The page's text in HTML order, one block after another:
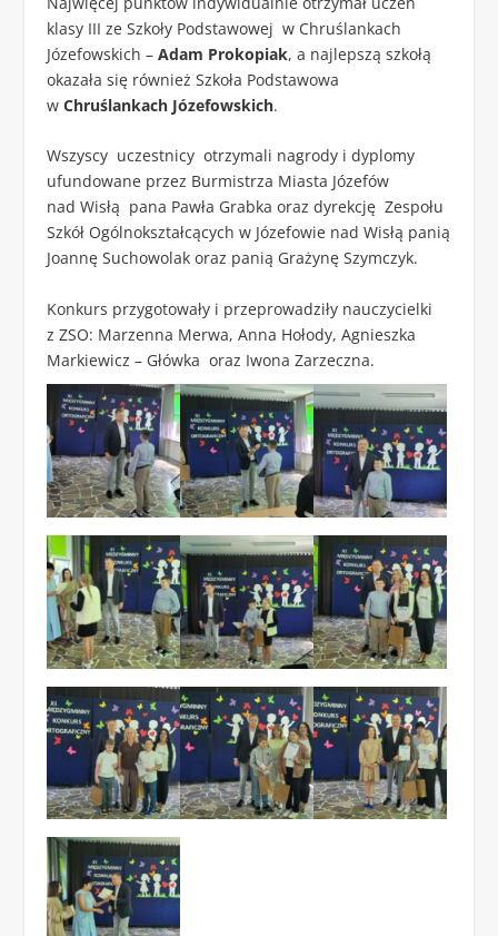
klasy III ze Szkoły Podstawowej w Chruślankach
Józefowskich –Adam Prokopiak, a najlepszą szkołą
okazała się również Szkoła Podstawowa
wChruślankach Józefowskich.
Wszyscy uczestnicy otrzymali nagrody i dyplomy
ufundowane przez Burmistrza Miasta Józefów
nad Wisłą pana Pawła Grabka oraz dyrekcję Zespołu
Szkół Ogólnokształcących w Józefowie nad Wisłą panią
Joannę Suchowolak oraz panią Grażynę Szymczyk.
Konkurs przygotowały i przeprowadziły nauczycielki
z ZSO: Marzenna Merwa, Anna Hołody, Agnieszka
Markiewicz – Główka oraz Iwona Zarzeczna.